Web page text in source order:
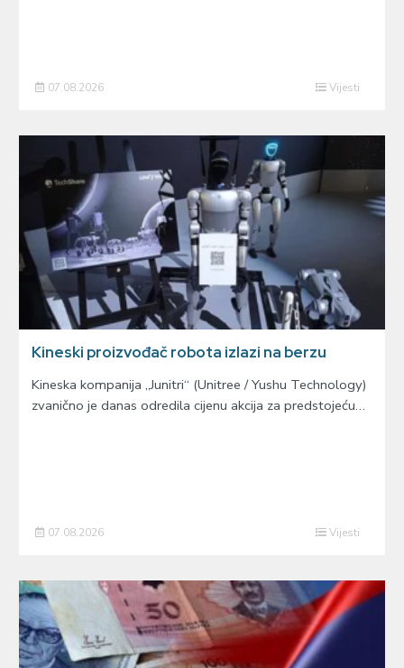
07.08.2026 Vijesti
Kineski proizvođač robota izlazi na berzu
Kineska kompanija „Junitri“ (Unitree / Yushu Technology)
zvanično je danas odredila cijenu akcija za predstojeću…
07.08.2026 Vijesti